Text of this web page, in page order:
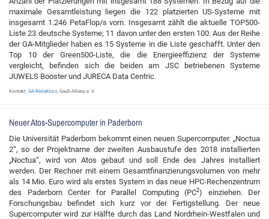
maximale Gesamtleistung liegen die 122 platzierten US-Systeme mit
insgesamt 1.246 PetaFlop/s vorn. Insgesamt zählt die aktuelle TOP500-
Liste 23 deutsche Systeme; 11 davon unter den ersten 100. Aus der Reihe
der GA-Mitglieder haben es 15 Systeme in die Liste geschafft. Unter den
Top 10 der Green500-Liste, die die Energieeffizienz der Systeme
vergleicht, befinden sich die beiden am JSC betriebenen Systeme
JUWELS Booster und JURECA Data Centric.
Kontakt: GA-Redaktion, Gauß-Allianz e. V.
Neuer Atos-Supercomputer in Paderborn
Die Universität Paderborn bekommt einen neuen Supercomputer. „Noctua
2“, so der Projektname der zweiten Ausbaustufe des 2018 installierten
„Noctua“, wird von Atos gebaut und soll Ende des Jahres installiert
werden. Der Rechner mit einem Gesamtfinanzierungsvolumen von mehr
als 14 Mio. Euro wird als erstes System in das neue HPC-Rechenzentrum
des Paderborn Center for Parallel Computing (PC2) einziehen. Der
Forschungsbau befindet sich kurz vor der Fertigstellung. Der neue
Supercomputer wird zur Hälfte durch das Land Nordrhein-Westfalen und